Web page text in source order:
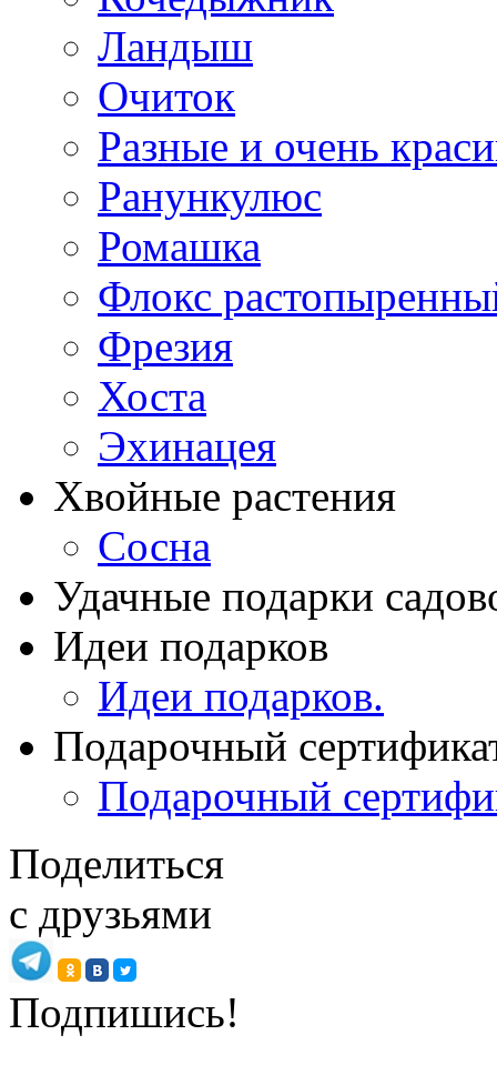
Ландыш
Очиток
Разные и очень
Ранункулюс
Ромашка
Флокс
Фрезия
Хоста
Эхинацея
Хвойные растения
Сосна
Удачные подарки
Идеи подарков
Идеи подарков.
Подарочный
Подарочный
Поделиться
с друзьями
Подпишись!